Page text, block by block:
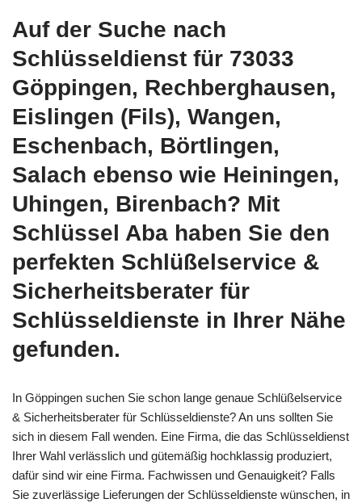
Auf der Suche nach
Schlüsseldienst für 73033
Göppingen, Rechberghausen,
Eislingen (Fils), Wangen,
Eschenbach, Börtlingen,
Salach ebenso wie Heiningen,
Uhingen, Birenbach? Mit
Schlüssel Aba haben Sie den
perfekten Schlüßelservice &
Sicherheitsberater für
Schlüsseldienste in Ihrer Nähe
gefunden.
In Göppingen suchen Sie schon lange genaue Schlüßelservice
& Sicherheitsberater für Schlüsseldienste? An uns sollten Sie
sich in diesem Fall wenden. Eine Firma, die das Schlüsseldienst
Ihrer Wahl verlässlich und gütemäßig hochklassig produziert,
dafür sind wir eine Firma. Fachwissen und Genauigkeit? Falls
Sie zuverlässige Lieferungen der Schlüsseldienste wünschen, in